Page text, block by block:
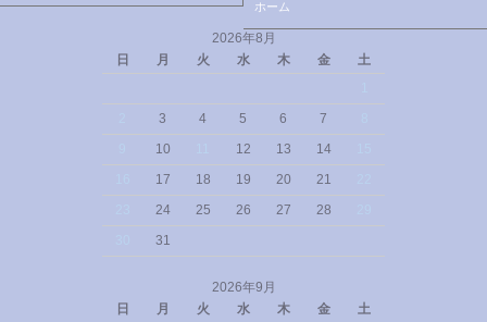
ホーム
2026年8月
日
月 火 水 木 金
土
3 4 5 6 7
10 12 13 14
17 18 19 20 21
24 25 26 27 28
31
2026年9月
日
月 火 水 木 金
土